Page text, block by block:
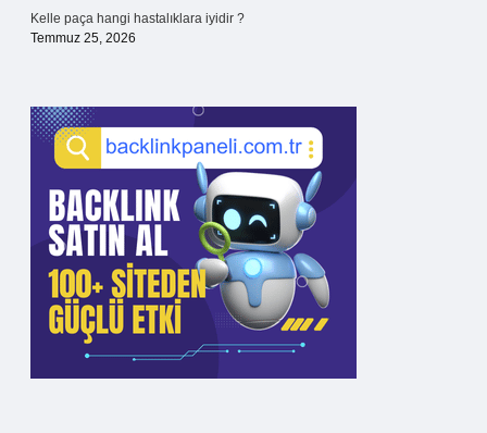
Kelle paça hangi hastalıklara iyidir ?
Temmuz 25, 2026